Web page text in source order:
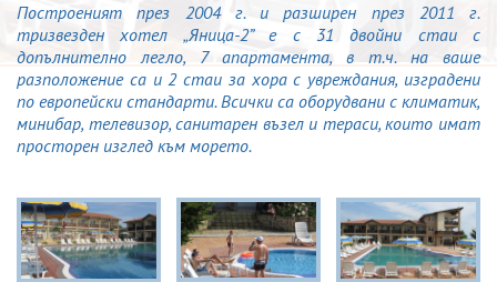
Построеният през 2004 г. и разширен през 2011 г.
тризвезден хотел „Яница-2” е с 31 двойни стаи с
допълнително легло, 7 апартамента, в т.ч. на ваше
разположение са и 2 стаи за хора с увреждания, изградени
по европейски стандарти. Всички са оборудвани с климатик,
минибар, телевизор, санитарен възел и тераси, които имат
просторен изглед към морето.